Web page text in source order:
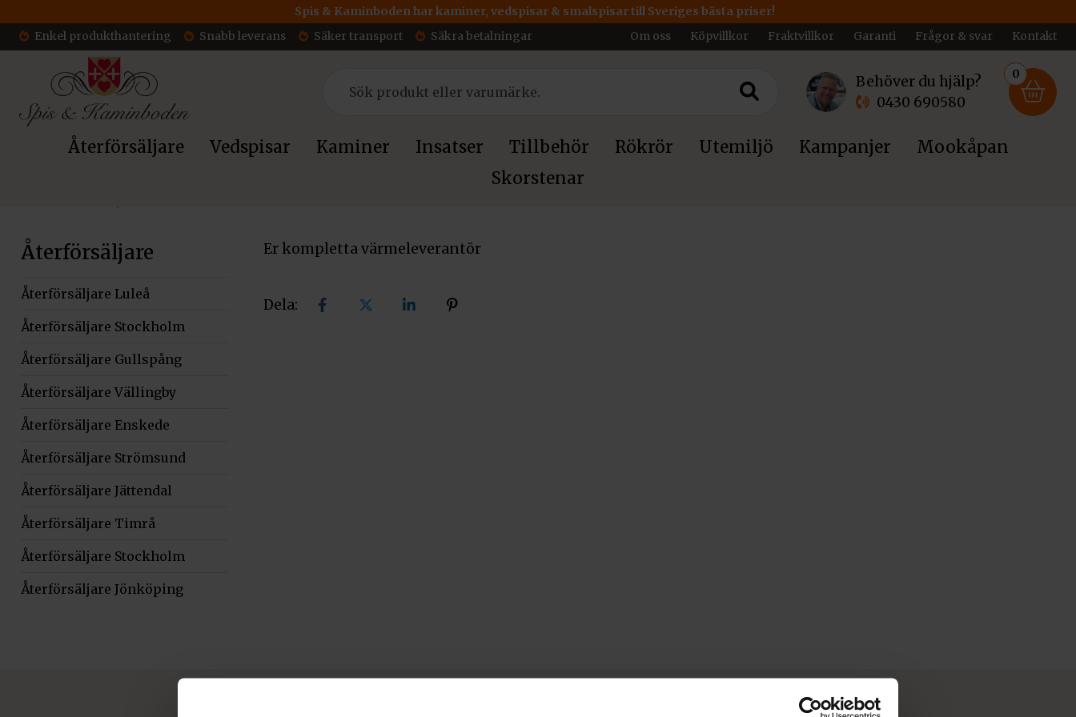
Spis & Kaminboden har kaminer, vedspisar & smalspisar till Sveriges bästa priser!
Enkel produkthantering
Snabb leverans Säker transport Säkra betalningar Om oss Köpvillkor Fraktvillkor Garanti Frågor & svar Kontakt
Behöver du hjälp?
0430 690580
0
Återförsäljare Vedspisar Kaminer Insatser Tillbehör Rökrör Utemiljö Kampanjer
Mookåpan
Skorstenar
Återförsäljare
Återförsäljare Luleå
Återförsäljare Stockholm
Återförsäljare Gullspång
Återförsäljare Vällingby
Återförsäljare Enskede
Återförsäljare Strömsund
Återförsäljare Jättendal
Återförsäljare Timrå
Återförsäljare Stockholm
Återförsäljare Jönköping
Er kompletta värmeleverantör
Dela:
Dela
Dela
Dela
Dela